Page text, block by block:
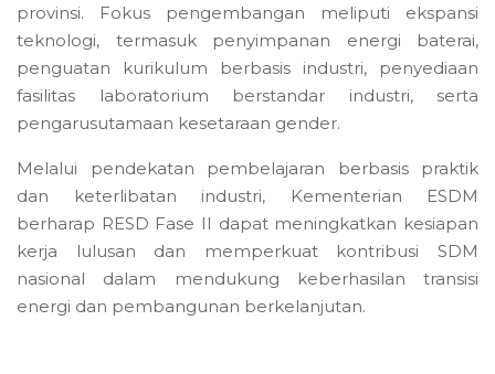
provinsi. Fokus pengembangan meliputi ekspansi
teknologi, termasuk penyimpanan energi baterai,
penguatan kurikulum berbasis industri, penyediaan
fasilitas laboratorium berstandar industri, serta
pengarusutamaan kesetaraan gender.
Melalui pendekatan pembelajaran berbasis praktik
dan keterlibatan industri, Kementerian ESDM
berharap RESD Fase II dapat meningkatkan kesiapan
kerja lulusan dan memperkuat kontribusi SDM
nasional dalam mendukung keberhasilan transisi
energi dan pembangunan berkelanjutan.